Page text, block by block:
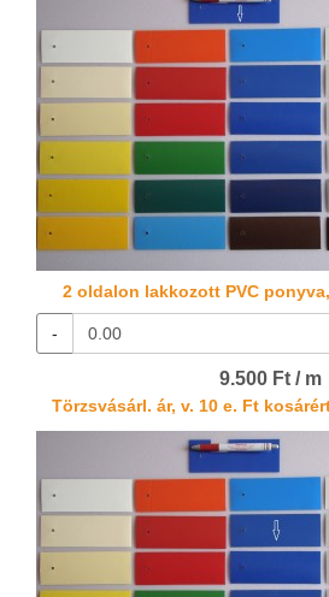
2 oldalon lakkozott PVC
-
9.500 Ft / m
Törzsvásárl. ár, v. 10 e. Ft